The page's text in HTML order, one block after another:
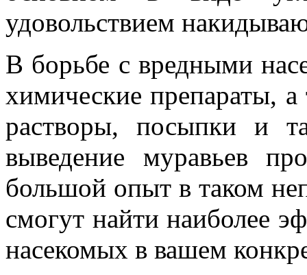
удовольствием
В борьбе с вредными
химические препараты,
растворы, посыпки и
выведение муравьев
большой опыт в таком
смогут найти наиболее
насекомых в вашем